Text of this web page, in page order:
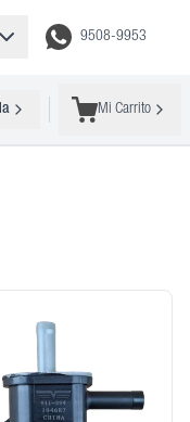
9508-9953
Mi Carrito